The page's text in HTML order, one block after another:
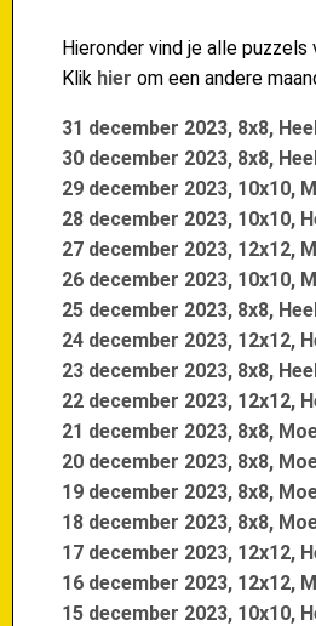
Hieronder vind je alle
Klik hier om een andere
31 december 2023, 8x8,
30 december 2023, 8x8,
29 december 2023, 10x10,
28 december 2023, 10x10,
27 december 2023, 12x12,
26 december 2023, 10x10,
25 december 2023, 8x8,
24 december 2023, 12x12,
23 december 2023, 8x8,
22 december 2023, 12x12,
21 december 2023, 8x8,
20 december 2023, 8x8,
19 december 2023, 8x8,
18 december 2023, 8x8,
17 december 2023, 12x12,
16 december 2023, 12x12,
15 december 2023, 10x10,